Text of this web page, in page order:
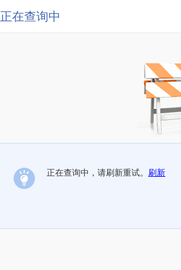
正在查询中
正在查询中，请刷新重试。 刷新